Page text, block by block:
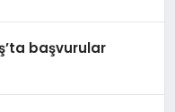
başvurular